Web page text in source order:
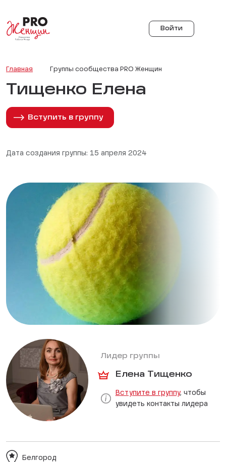
Войти
Главная Группы сообщества PRO Женщин
Тищенко Елена
Вступить в группу
Дата создания группы: 15 апреля 2024
Лидер группы
Елена Тищенко
Вступите в группу, чтобы
увидеть контакты лидера
Белгород